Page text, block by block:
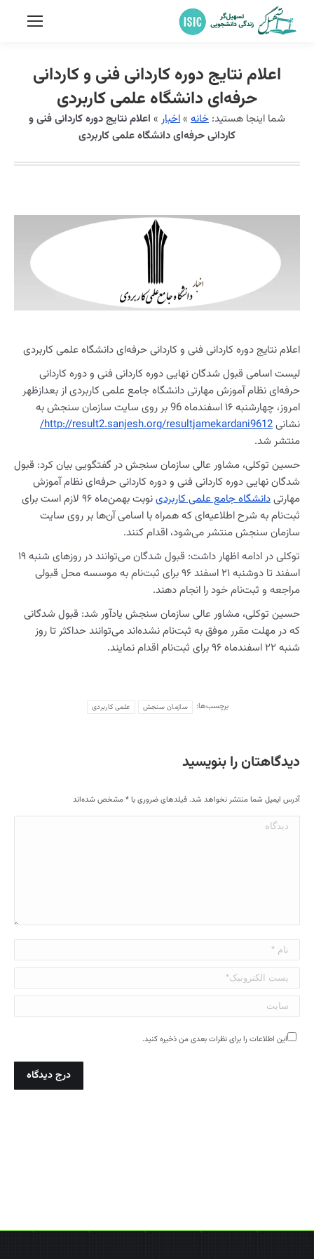
اعلام نتایج دوره کاردانی فنی و کاردانی
حرفه‌ای دانشگاه علمی کاربردی
شما اینجا هستید: خانه »اخبار » اعلام نتایج دوره کاردانی فنی و
کاردانی حرفه‌ای دانشگاه علمی کاربردی
اعلام نتایج دوره کاردانی فنی و کاردانی حرفه‌ای دانشگاه علمی کاربردی
لیست اسامی قبول شدگان نهایی دوره کاردانی فنی و دوره کاردانی
حرفه‌ای نظام آموزش مهارتی دانشگاه جامع علمی کاربردی از بعدازظهر
امروز، چهارشنبه ۱۶ اسفندماه 96 بر روی سایت سازمان سنجش به
نشانیhttp://result2.sanjesh.org/resultjamekardani9612/
منتشر شد.
حسین توکلی، مشاور عالی سازمان سنجش در گفتگویی بیان کرد: قبول
شدگان نهایی دوره کاردانی فنی و دوره کاردانی حرفه‌ای نظام آموزش
مهارتیدانشگاه جامع علمی کاربردی
نوبت بهمن‌ماه ۹۶ لازم است برای
ثبت‌نام به شرح اطلاعیه‌ای که همراه با اسامی آن‌ها بر روی سایت
سازمان سنجش منتشر می‌شود، اقدام کنند.
توکلی در ادامه اظهار داشت: قبول شدگان می‌توانند در روزهای شنبه ۱۹
اسفند تا دوشنبه ۲۱ اسفند ۹۶ برای ثبت‌نام به موسسه محل قبولی
مراجعه و ثبت‌نام خود را انجام دهند.
حسین توکلی، مشاور عالی سازمان سنجش یادآور شد: قبول شدگانی
که در مهلت مقرر موفق به ثبت‌نام نشده‌اند می‌توانند حداکثر تا روز
شنبه ۲۲ اسفندماه ۹۶ برای ثبت‌نام اقدام نمایند.
برچسب‌ها: سازمان سنجش علمی کاربردی
دیدگاهتان را بنویسید
آدرس ایمیل شما منتشر نخواهد شد. فیلدهای ضروری با*مشخص شده‌اند
دیدگاه
نام *
پست الکترونیک*
سایت
این اطلاعات را برای نظرات بعدی من ذخیره کنید.
درج دیدگاه